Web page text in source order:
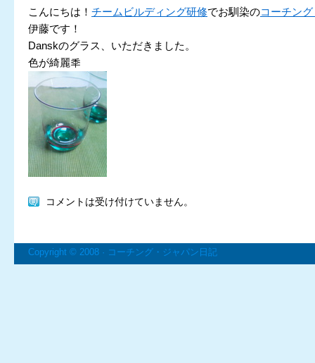
こんにちは！ チームビルディング研修でお馴染のコーチン
伊藤です！
Danskのグラス、いただきました。
色が綺麗秊
コメントは受け付けていません。
Copyright © 2008 · コーチング・ジャパン日記